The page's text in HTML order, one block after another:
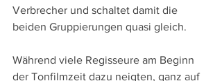
Verbrecher und schaltet damit die
beiden Gruppierungen quasi gleich.
Während viele Regisseure am Beginn
der Tonfilmzeit dazu neigten, ganz auf